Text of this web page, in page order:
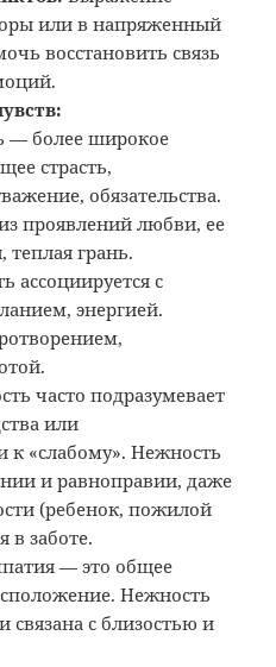
или в напряженный
восстановить связь
— более широкое
страсть,
обязательства.
проявлений любви, ее
теплая грань.
ассоциируется с
энергией.
часто подразумевает
или
к «слабому». Нежность
и равноправии, даже
(ребенок, пожилой
в заботе.
— это общее
Нежность
связана с близостью и